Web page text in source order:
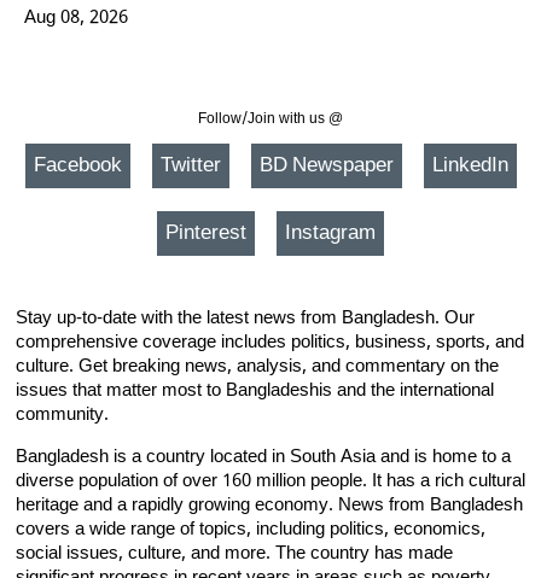
Aug 08, 2026
Follow/Join with us @
Facebook Twitter BD Newspaper LinkedIn
Pinterest Instagram
Stay up-to-date with the latest news from Bangladesh. Our
comprehensive coverage includes politics, business, sports, and
culture. Get breaking news, analysis, and commentary on the
issues that matter most to Bangladeshis and the international
community.
Bangladesh is a country located in South Asia and is home to a
diverse population of over 160 million people. It has a rich cultural
heritage and a rapidly growing economy. News from Bangladesh
covers a wide range of topics, including politics, economics,
social issues, culture, and more. The country has made